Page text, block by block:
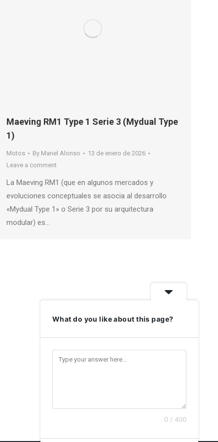
Maeving RM1 Type 1 Serie 3 (Mydual Type
1)
Motos By Manel Alonso
13 de enero de 2026
Leave a comment
La Maeving RM1 (que en algunos mercados y
evoluciones conceptuales se asocia al desarrollo
«Mydual Type 1» o Serie 3 por su arquitectura
modular) es…
What do you like about this page?
0 / 400